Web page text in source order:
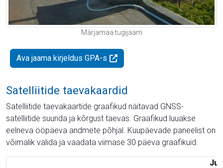
Märjamaa tugijaam
Ava jaama kirjeldus GPA-s
Satelliitide taevakaardid
Satelliitide taevakaartide graafikud näitavad GNSS-
satelliitide suunda ja kõrgust taevas. Graafikud luuakse
eelneva ööpäeva andmete põhjal. Kuupäevade paneelist on
võimalik valida ja vaadata viimase 30 päeva graafikuid.